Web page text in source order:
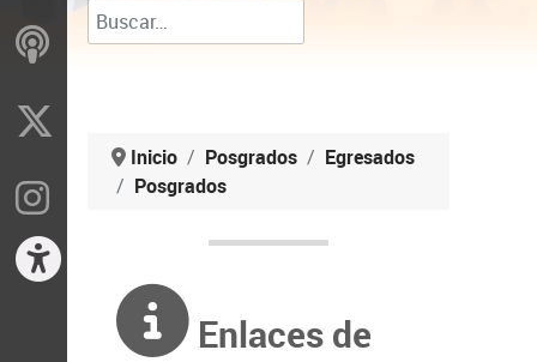
Inicio Posgrados
Egresados
Posgrados
Enlaces de
ivoox
Instragram